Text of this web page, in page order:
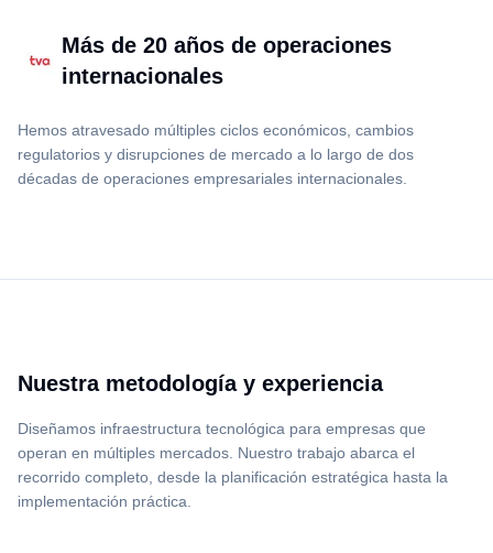
Más de 20 años de operaciones
internacionales
Hemos atravesado múltiples ciclos económicos, cambios
regulatorios y disrupciones de mercado a lo largo de dos
décadas de operaciones empresariales internacionales.
Nuestra metodología y experiencia
Diseñamos infraestructura tecnológica para empresas que
operan en múltiples mercados. Nuestro trabajo abarca el
recorrido completo, desde la planificación estratégica hasta la
implementación práctica.